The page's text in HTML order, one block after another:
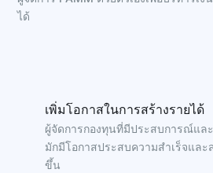
ได้
เพิ่มโอกาสในการสร้างรายได้
ผู้จัดการกองทุนที่มีประสบการณ์แล
มักมีโอกาสประสบความสำเร็จและ
ขึ้น